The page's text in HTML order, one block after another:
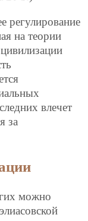
регулирование
на теории
влечет
за
можно